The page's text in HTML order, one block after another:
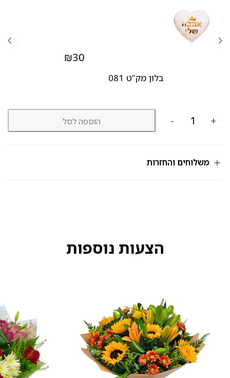
בלון מק”ט 081
₪30
-
כמות
131
+ הוספה לסל
משלוחים והחזרות
הצעות נוספות